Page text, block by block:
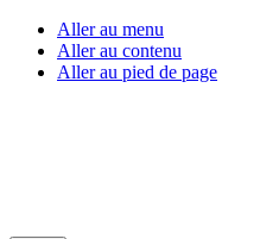
Aller au menu
Aller au contenu
Aller au pied de page